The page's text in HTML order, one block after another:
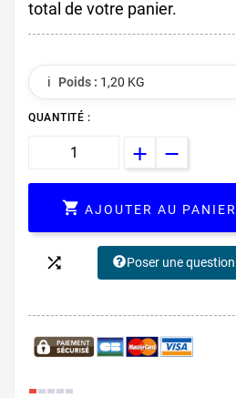
total de votre panier.
ℹ️ Poids : 1,20 KG
QUANTITÉ :
 AJOUTER AU PANIER
 Poser une question